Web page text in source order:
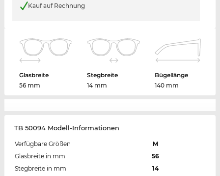
Kauf auf Rechnung
Glasbreite
56 mm
Stegbreite
14 mm
Bügellänge
140 mm
TB 50094 Modell-Informationen
Verfügbare Größen
M
Glasbreite in mm
56
Stegbreite in mm
14